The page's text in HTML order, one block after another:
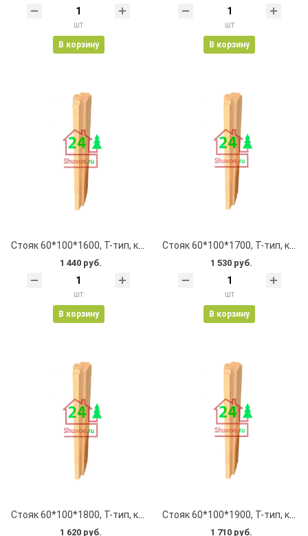
шт
В корзину
шт
В корзину
1 440 руб.
шт
В корзину
Стояк 60*100*1700, Т-тип, клеевой, цельноламельный, с пазом
1 530 руб.
шт
В корзину
1 620 руб.
Стояк 60*100*1900, Т-тип, клеевой, цельноламельный, с пазом
1 710 руб.